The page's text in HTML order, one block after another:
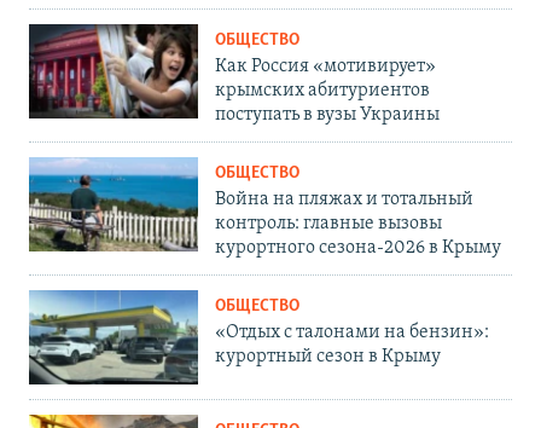
ОБЩЕСТВО
Как Россия «мотивирует»
крымских абитуриентов
поступать в вузы Украины
ОБЩЕСТВО
Война на пляжах и тотальный
контроль: главные вызовы
курортного сезона-2026 в Крыму
ОБЩЕСТВО
«Отдых с талонами на бензин»:
курортный сезон в Крыму